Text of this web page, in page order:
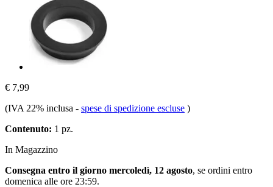
€ 7,99
(IVA 22% inclusa - spese di spedizione escluse )
Contenuto: 1 pz.
In Magazzino
Consegna entro il giorno mercoledì, 12 agosto, se ordini entro
domenica alle ore 23:59.